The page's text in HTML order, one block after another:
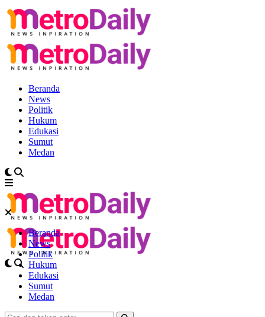
Beranda
News
Politik
Hukum
Edukasi
Sumut
Medan
Beranda
News
Politik
Hukum
Edukasi
Sumut
Medan